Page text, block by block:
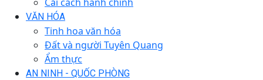
VĂN HÓA
Tinh hoa văn hóa
Đất và người Tuyên Quang
Ẩm thực
AN NINH - QUỐC PHÒNG